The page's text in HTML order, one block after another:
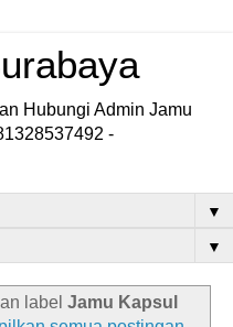
Hubungi Admin Jamu
-
▼
▼
label Jamu Kapsul